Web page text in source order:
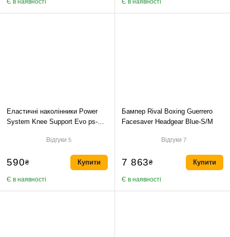
Є в наявності Є в наявності
Еластичні наколінники Power
System Knee Support Evo ps-
Відгуки5
590₴
Є в наявності
Купити
Бампер Rival Boxing Guerrero
Facesaver Headgear Blue-S/M
Відгуки7
7 863₴
Є в наявності
Купити